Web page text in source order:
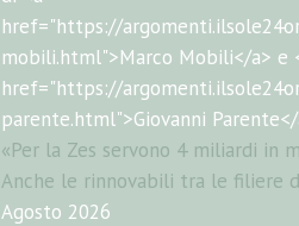
href="https://
mobili.html">Marco Mobili</a> e
href="https://
parente.html">Giovanni
«Per la Zes servono 4 miliardi in
Anche le rinnovabili tra le filiere
Agosto 2026